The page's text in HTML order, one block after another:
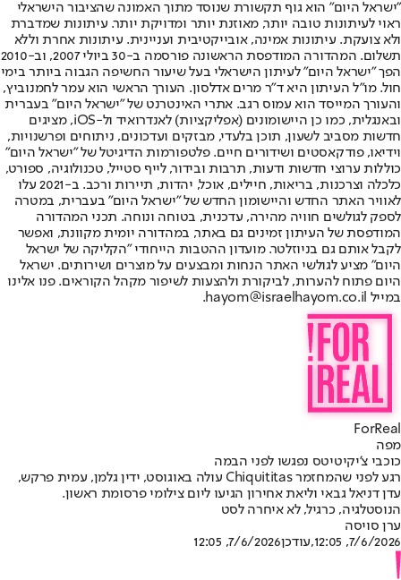
"ישראל היום" הוא גוף תקשורת שנוסד מתוך האמונה שהציבור הישראלי
ראוי לעיתונות טובה יותר, מאוזנת יותר ומדויקת יותר. עיתונות שמדברת
ולא צועקת. עיתונות אמינה, אובייקטיבית ועניינית. עיתונות אחרת וללא
תשלום. המהדורה המודפסת הראשונה פורסמה ב-30 ביולי 2007, וב-2010
הפך "ישראל היום" לעיתון הישראלי בעל שיעור החשיפה הגבוה ביותר בימי
חול. מו"ל העיתון היא ד"ר מרים אדלסון. העורך הראשי הוא עמר לחמנוביץ,
והעורך המייסד הוא עמוס רגב. אתרי האינטרנט של "ישראל היום" בעברית
ובאנגלית, כמו כן היישומונים (אפליקציות) לאנדרואיד ול-iOS, מציגים
חדשות מסביב לשעון, תוכן בלעדי, מבזקים ועדכונים, ניתוחים ופרשנויות,
וידיאו, פודקאסטים ושידורים חיים. פלטפורמות הדיגיטל של "ישראל היום"
כוללות ערוצי חדשות ודעות, תרבות ובידור, לייף סטייל, טכנולוגיה, ספורט,
כלכלה וצרכנות, בריאות, חיילים, אוכל, יהדות, תיירות ורכב. ב-2021 עלו
לאוויר האתר החדש והיישומון החדש של "ישראל היום" בעברית, במטרה
לספק לגולשים חוויה מהירה, עדכנית, בטוחה ונוחה. תכני המהדורה
המודפסת של העיתון זמינים גם באתר, במהדורה יומית מקוונת, ואפשר
לקבל אותם גם בניוזלטר. מועדון ההטבות הייחודי "הקליקה של ישראל
היום" מציע לגולשי האתר הנחות ומבצעים על מוצרים ושירותים. ישראל
היום פתוח להערות, לביקורת ולהצעות לשיפור מקהל הקוראים. פנו אלינו
במייל hayom@israelhayom.co.il.
ForReal
מפה
כוכבי צ'יקיטיטס נפגשו לפני הבמה
רגע לפני שהמחזמר Chiquititas עולה באוגוסט, ידין גלמן, עמית פרקש,
עדן דניאל גבאי וליאת אחירון הגיעו ליום צילומי פרסומת ראשון.
הנוסטלגיה, כרגיל, לא איחרה לסט
ערן סויסה
7/6/2026, 12:05
,עודכן7/6/2026, 12:05